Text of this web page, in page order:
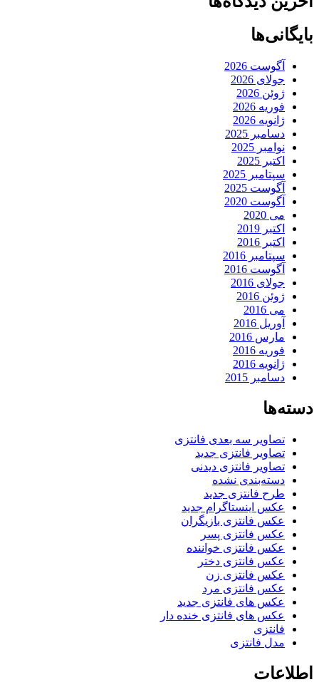
بایگانی‌ها
آگوست 2026
جولای 2026
ژوئن 2026
فوریه 2026
ژانویه 2026
دسامبر 2025
نوامبر 2025
اکتبر 2025
سپتامبر 2025
آگوست 2025
آگوست 2020
می 2020
اکتبر 2019
اکتبر 2016
سپتامبر 2016
آگوست 2016
جولای 2016
ژوئن 2016
می 2016
آوریل 2016
مارس 2016
فوریه 2016
ژانویه 2016
دسامبر 2015
دسته‌ها
تصاویر سه بعدی فانتزی
تصاویر فانتزی جدید
تصاویر فانتزی دیدنی
دسته‌بندی نشده
طرح فانتزی جدید
عکس اینستاگرام جدید
عکس فانتزی بازیگران
عکس فانتزی پسر
عکس فانتزی خواننده
عکس فانتزی دختر
عکس فانتزی زن
عکس فانتزی مرد
عکس های فانتزی جدید
عکس های فانتزی خنده دار
فانتزی
مدل فانتزی
اطلاعات